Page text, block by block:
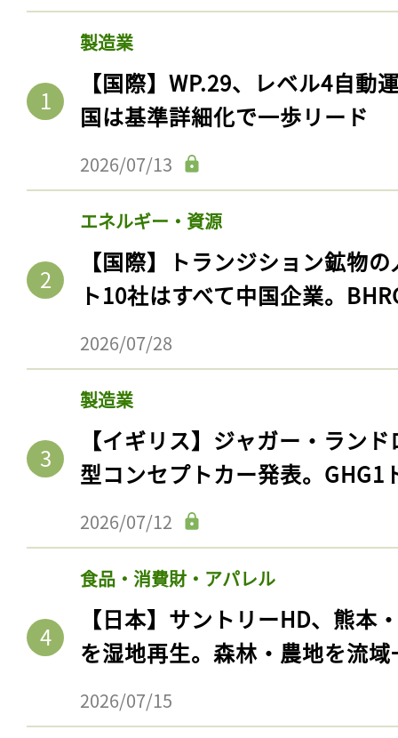
製造業
【国際】WP.29、レベル4自動
国は基準詳細化で一歩リード
2026/07/13
エネルギー・資源
【国際】トランジション鉱物
ト10社はすべて中国企業。
2026/07/28
製造業
【イギリス】ジャガー・ラン
型コンセプトカー発表。GHG1
2026/07/12
食品・消費財・アパレル
【日本】サントリーHD、熊本
を湿地再生。森林・農地を流
2026/07/15